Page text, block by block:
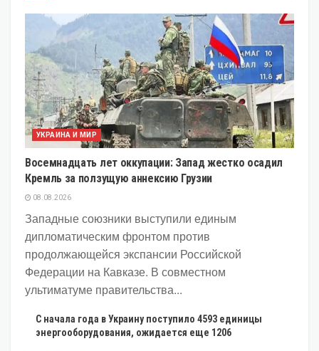
УКРАИНА И МИР
Восемнадцать лет оккупации: Запад жестко осадил
Кремль за ползущую аннексию Грузии
08.08.2026
Западные союзники выступили единым
дипломатическим фронтом против
продолжающейся экспансии Российской
Федерации на Кавказе. В совместном
ультиматуме правительства...
С начала года в Украину поступило 4593 единицы
энергооборудования, ожидается еще 1206